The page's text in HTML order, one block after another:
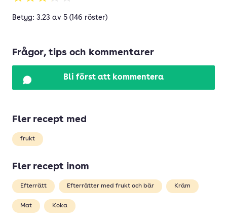
Betyg: 3.23 av 5 (146 röster)
Frågor, tips och kommentarer
Bli först att kommentera
Fler recept med
frukt
Fler recept inom
Efterrätt Efterrätter med frukt och bär Kräm
Mat Koka